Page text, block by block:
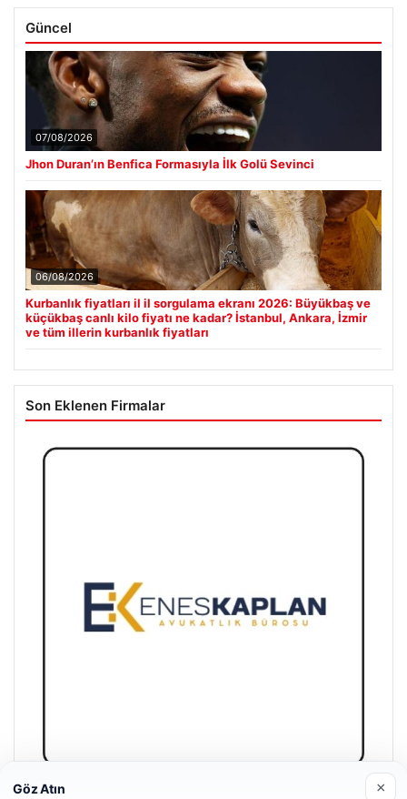
Güncel
07/08/2026
Jhon Duran’ın Benfica Formasıyla İlk Golü Sevinci
06/08/2026
Kurbanlık fiyatları il il sorgulama ekranı 2026: Büyükbaş ve
küçükbaş canlı kilo fiyatı ne kadar? İstanbul, Ankara, İzmir
ve tüm illerin kurbanlık fiyatları
Son Eklenen Firmalar
Göz Atın ×